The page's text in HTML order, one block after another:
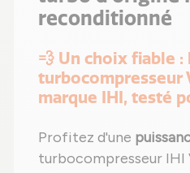
reconditionné
💨 Un choix fiable :
turbocompresseur
marque IHI, testé
Profitez d'une
turbocompresseur IHI